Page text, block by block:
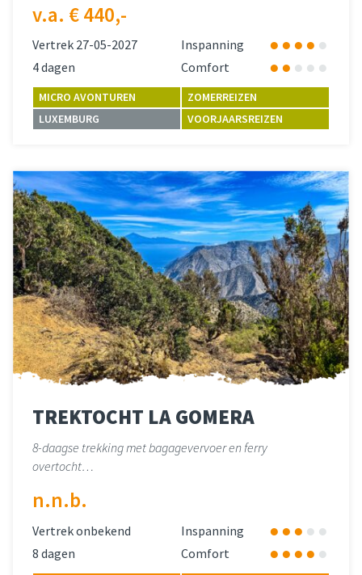
v.a. € 440,-
Vertrek 27-05-2027
Inspanning
4 dagen
Comfort
MICRO AVONTUREN
ZOMERREIZEN
LUXEMBURG
VOORJAARSREIZEN
TREKTOCHT LA GOMERA
8-daagse trekking met bagagevervoer en ferry
overtocht…
n.n.b.
Vertrek onbekend
Inspanning
8 dagen
Comfort